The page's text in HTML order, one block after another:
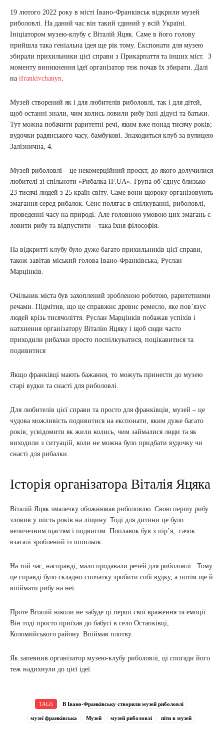
19 лютого 2022 року в місті Івано-Франківськ відкрили музей
риболовлі. На даний час він такий єдиний у всій Україні.
Ініціатором музею-клубу є Віталій Яцяк. Саме в його голову
прийшла така геніальна ідея ще рік тому. Експонати для музею
збирали прихильники цієї справи з Прикарпаття та інших міст. З
моменту виникнення ідеї організатор теж почав їх збирати. Далі
на ifrankivchanyn.
Музей створений як і для любителів риболовлі, так і для дітей,
щоб останні знали, чим колись ловили рибу їхні дідусі та батьки.
Тут можна побачити раритетні речі, яким вже понад тисячу років;
вудочки радянського часу, бамбукові. Знаходиться клуб за вулицею
Залізнична, 4.
Музей риболовлі – це некомерційний проєкт, до якого долучилися
любителі зі спільноти «Рибалка IF.UA». Група об’єднує близько
23 тисячі людей з 25 країн світу. Саме вони щороку організовують
змагання серед рибалок. Сенс полягає в спілкуванні, риболовлі,
проведенні часу на природі. Але головною умовою цих змагань є
ловити рибу та відпустити – така їхня філософія.
На відкритті клубу було дуже багато прихильників цієї справи,
також завітав міський голова Івано-Франківська, Руслан
Марцінків.
Очільник міста був захоплений зробленою роботою, раритетними
речами. Підмітив, що це справжнє древнє ремесло, яке пов’язує
людей крізь тисячоліття. Руслан Марцінків побажав успіхів і
натхнення організатору Віталію Яцяку і щоб сюди часто
приходили рибалки просто поспілкуватися, поцікавитися та
подивитися
Якщо франківці мають бажання, то можуть принести до музею
старі вудки та снасті для риболовлі.
Для любителів цієї справи та просто для франківців, музей – це
чудова можливість подивитися на експонати, яким дуже багато
років; усвідомити як жили колись, чим займалися люди та як
виходили з ситуацій, коли не можна було придбати вудочку чи
снасті для рибалки.
Історія організатора Віталія Яцяка
Віталій Яцяк змалечку обожнював риболовлю. Свою першу рибу
зловив у шість років на ліщину. Тоді для дитини це було
величезним щастям і подвигом. Поплавок був з пір’я, гачок
взагалі зроблений із шпильок.
На той час, насправді, мало продавали речей для риболовлі. Тому
це справді було складно спочатку зробити собі вудку, а потім ще й
впіймати рибу на неї.
Проте Віталій ніколи не забуде ці перші свої враження та емоції.
Він тоді просто приїхав до бабусі в село Остапківці,
Коломийського району. Впіймав плотву.
Як запевнив організатор музею-клубу риболовлі, ці спогади його
теж надихнули до цієї ідеї.
TAGS В Івано-Франківську створили музей риболовлі
музеї франківська Музей музей риболовлі піти в музей